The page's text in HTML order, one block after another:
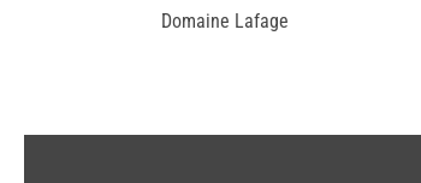
Domaine Lafage